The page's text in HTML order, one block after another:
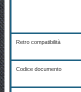
Retro compatibilità
Codice documento